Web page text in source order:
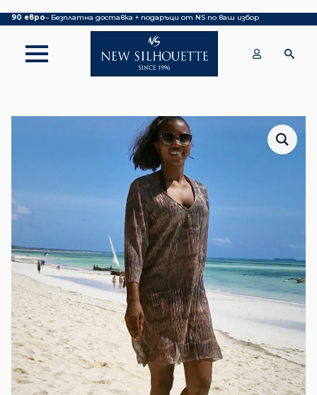
90 евро– Безплатна доставка + подаръци от NS по ваш избор